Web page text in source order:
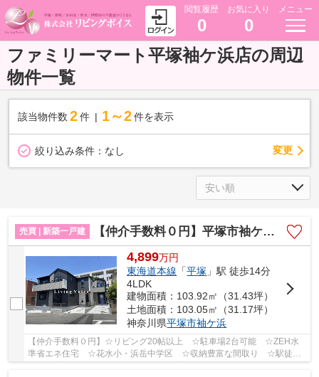
閲覧履歴
0
お気に入り
0
メニュー
ファミリーマート平塚袖ケ浜店の周辺
物件一覧
該当物件数 2件 1～2 件を表示
絞り込み条件： なし 変更
売買 | 新築一戸建 【仲介手数料０円】平塚市袖ケ浜4期 新築一戸建て 全3棟
4,899万円
東海道本線 「平塚 」駅 徒歩14分
4LDK
建物面積：103.92㎡（31.43坪）
土地面積：103.05㎡（31.17坪）
神奈川県平塚市袖ケ浜
【仲介手数料０円】☆リビング20帖以上 ☆駐車場2台可能 ☆ZEH水
準省エネ住宅 ☆花水小・浜岳中学区 ☆収納豊富な間取り ☆駅徒歩